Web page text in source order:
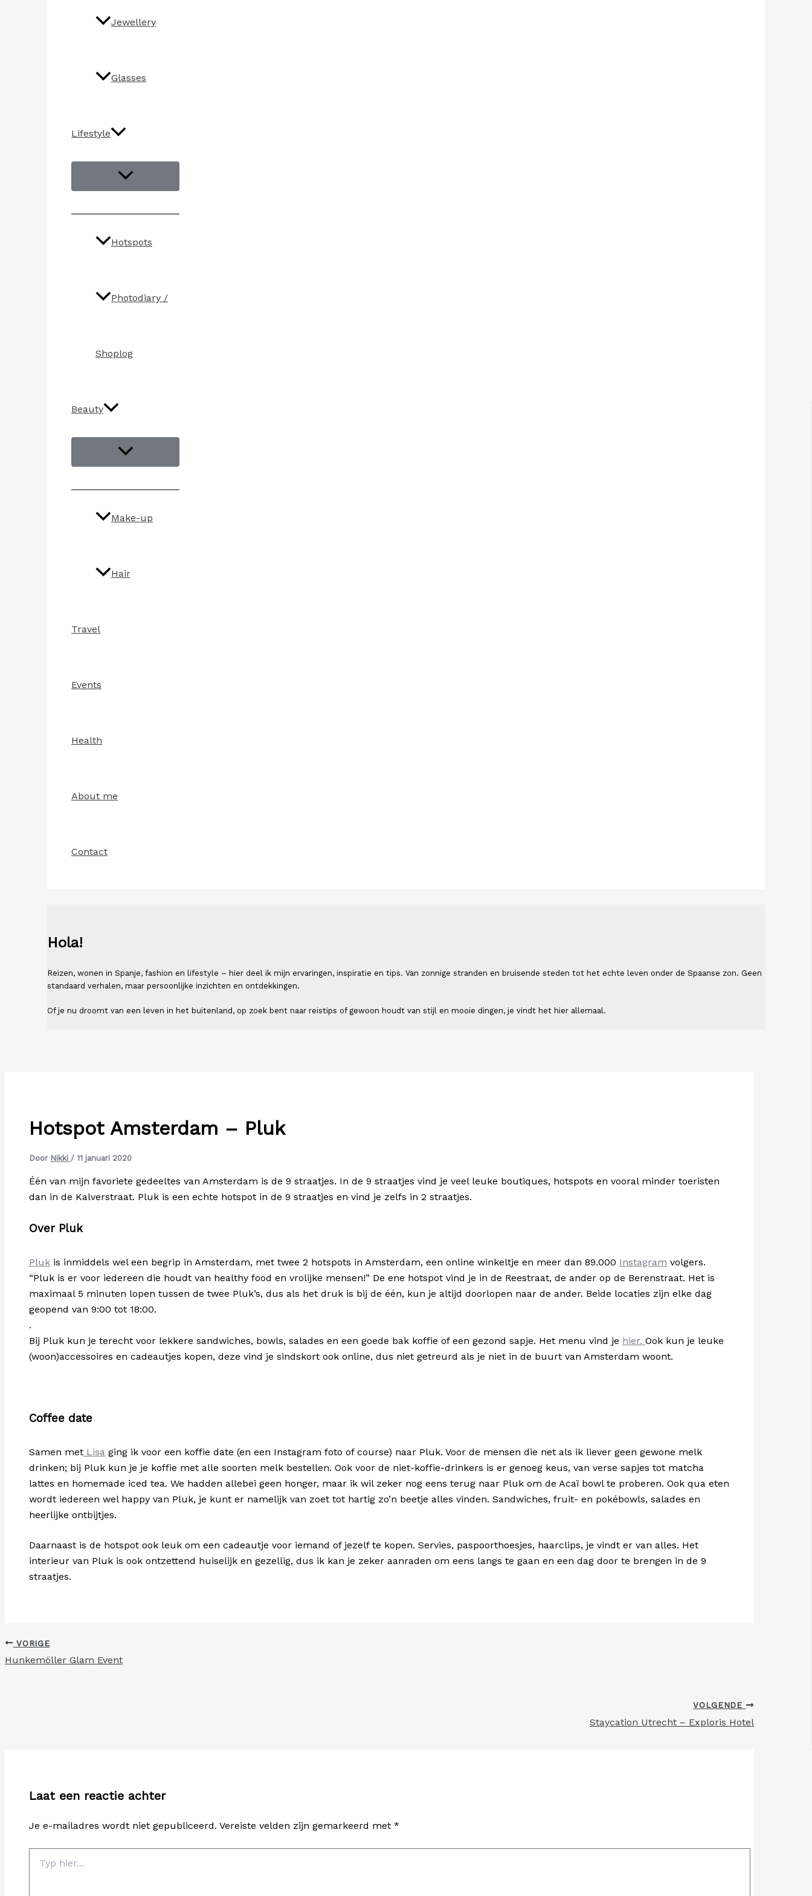
Jewellery
Glasses
Lifestyle
Hotspots
Photodiary /
Shoplog
Beauty
Make-up
Hair
Travel
Events
Health
About me
Contact
Hola!
Reizen, wonen in Spanje, fashion en lifestyle – hier deel ik mijn ervaringen, inspiratie en tips. Van zonnige stranden en bruisende steden tot het echte leven onder de Spaanse zon. Geen
standaard verhalen, maar persoonlijke inzichten en ontdekkingen.
Of je nu droomt van een leven in het buitenland, op zoek bent naar reistips of gewoon houdt van stijl en mooie dingen, je vindt het hier allemaal.
Hotspot Amsterdam – Pluk
Door Nikki / 11 januari 2020
Één van mijn favoriete gedeeltes van Amsterdam is de 9 straatjes. In de 9 straatjes vind je veel leuke boutiques, hotspots en vooral minder toeristen
dan in de Kalverstraat. Pluk is een echte hotspot in de 9 straatjes en vind je zelfs in 2 straatjes.
Over Pluk
Pluk is inmiddels wel een begrip in Amsterdam, met twee 2 hotspots in Amsterdam, een online winkeltje en meer dan 89.000 Instagram volgers.
“Pluk is er voor iedereen die houdt van healthy food en vrolijke mensen!” De ene hotspot vind je in de Reestraat, de ander op de Berenstraat. Het is
maximaal 5 minuten lopen tussen de twee Pluk’s, dus als het druk is bij de één, kun je altijd doorlopen naar de ander. Beide locaties zijn elke dag
geopend van 9:00 tot 18:00.
.
Bij Pluk kun je terecht voor lekkere sandwiches, bowls, salades en een goede bak koffie of een gezond sapje. Het menu vind je hier. Ook kun je leuke
(woon)accessoires en cadeautjes kopen, deze vind je sindskort ook online, dus niet getreurd als je niet in de buurt van Amsterdam woont.
Coffee date
Samen met Lisa ging ik voor een koffie date (en een Instagram foto of course) naar Pluk. Voor de mensen die net als ik liever geen gewone melk
drinken; bij Pluk kun je je koffie met alle soorten melk bestellen. Ook voor de niet-koffie-drinkers is er genoeg keus, van verse sapjes tot matcha
lattes en homemade iced tea. We hadden allebei geen honger, maar ik wil zeker nog eens terug naar Pluk om de Acaï bowl te proberen. Ook qua eten
wordt iedereen wel happy van Pluk, je kunt er namelijk van zoet tot hartig zo’n beetje alles vinden. Sandwiches, fruit- en pokébowls, salades en
heerlijke ontbijtjes.
Daarnaast is de hotspot ook leuk om een cadeautje voor iemand of jezelf te kopen. Servies, paspoorthoesjes, haarclips, je vindt er van alles. Het
interieur van Pluk is ook ontzettend huiselijk en gezellig, dus ik kan je zeker aanraden om eens langs te gaan en een dag door te brengen in de 9
straatjes.
VORIGE
Hunkemöller Glam Event
VOLGENDE
Staycation Utrecht – Exploris Hotel
Laat een reactie achter
Je e-mailadres wordt niet gepubliceerd. Vereiste velden zijn gemarkeerd met *
hier...